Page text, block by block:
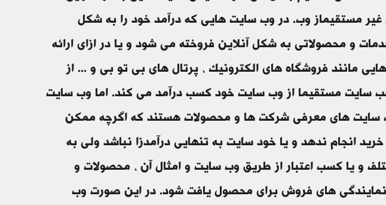
مستقیماز وب. در وب سایت هایی که درآمد خود را به شکل
و محصولاتی به شکل آنلاین فروخته می شود و یا در ازای ارائه
مانند فروشگاه های الکترونیک ، پرتال های بی تو بی و ... از
سایت مستقیما از وب سایت خود کسب درآمد می کند. اما وب سایت
سایت های معرفی شرکت ها و محصولات هستند که اگرچه ممکن
انجام ندهد و یا خود سایت به تنهایی درآمدزا نباشد ولی به
و یا کسب اعتبار از طریق وب سایت و امثال آن ، محصولات و
های فروش برای محصول یافت شود. در این صورت وب